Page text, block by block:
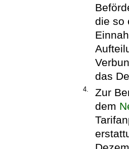
die so
das
4.
Zur
dem